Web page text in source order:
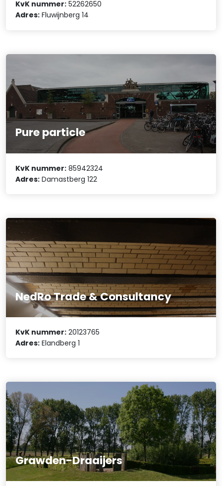
KvK nummer: 52262650
Adres: Fluwijnberg 14
Pure particle
KvK nummer: 85942324
Adres: Damastberg 122
NedRo Trade & Consultancy
KvK nummer: 20123765
Adres: Elandberg 1
Grawden-Draaijers